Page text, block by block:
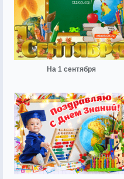
На 1 сентября